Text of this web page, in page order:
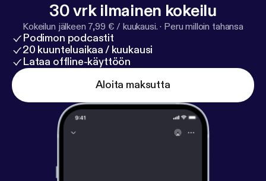
30 vrk ilmainen kokeilu
Kokeilun jälkeen 7,99 € / kuukausi. · Peru milloin tahansa
Podimon podcastit
20 kuunteluaikaa / kuukausi
Lataa offline-käyttöön
Aloita maksutta